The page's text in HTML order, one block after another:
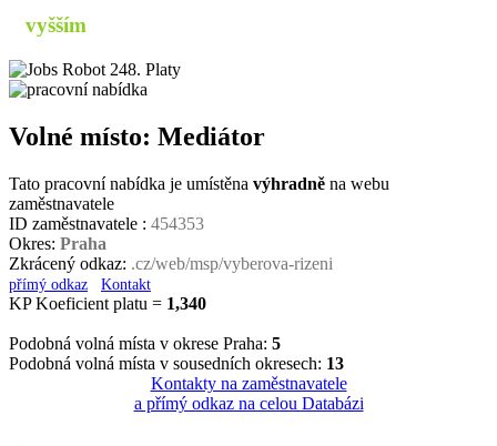
vyšším
Volné místo: Mediátor
Tato pracovní nabídka je umístěna výhradně na webu
zaměstnavatele
ID zaměstnavatele : 454353
Okres: Praha
Zkrácený odkaz: .cz/web/msp/vyberova-rizeni
přímý odkaz Kontakt
KP Koeficient platu = 1,340
Podobná volná místa v okrese Praha: 5
Podobná volná místa v sousedních okresech: 13
Kontakty na zaměstnavatele
a přímý odkaz na celou Databázi